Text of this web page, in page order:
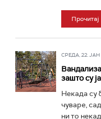
Прочитај
СРЕДА, 22. ЈАН
зашто су
Некада су
чуваре,
ни то